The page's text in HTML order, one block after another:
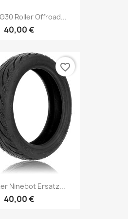
Roller Offroad...
40,00 €
Ninebot Ersatz...
40,00 €
favorite_border